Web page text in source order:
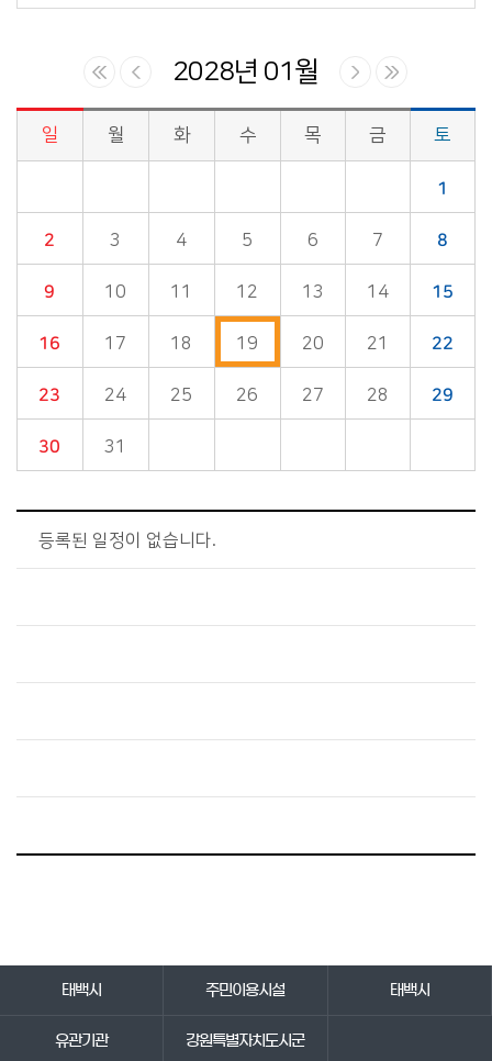
2028년 01월
시정소식>시정 캘린더 게시판의 (2028년 01월) 달력형태로 일정명, 일정내용을 제공합니다.
일 월 화 수 목 금 토
1
2 3 4 5 6 7 8
9 10 11 12 13 14 15
16 17 18 19 20 21 22
23 24 25 26 27 28 29
30 31
등록된 일정이 없습니다.
태백시 주민이용시설 태백시
유관기관 강원특별자치도시군